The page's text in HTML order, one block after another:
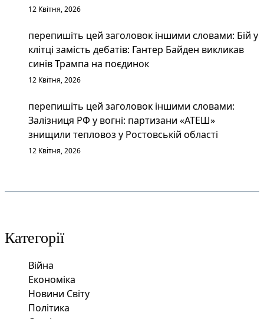
12 Квітня, 2026
перепишіть цей заголовок іншими словами: Бій у
клітці замість дебатів: Гантер Байден викликав
синів Трампа на поєдинок
12 Квітня, 2026
перепишіть цей заголовок іншими словами:
Залізниця РФ у вогні: партизани «АТЕШ»
знищили тепловоз у Ростовській області
12 Квітня, 2026
Категорії
Війна
Економіка
Новини Світу
Політика